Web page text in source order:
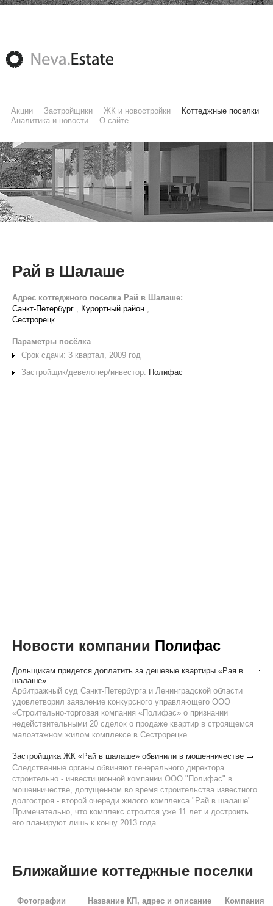
Акции Застройщики ЖК и новостройки
Коттеджные поселки
Аналитика и новости
О сайте
Рай в Шалаше
Адрес коттеджного поселка Рай в Шалаше:
Санкт-Петербург , Курортный район ,
Сестрорецк
Параметры посёлка
Срок сдачи: 3 квартал, 2009 год
Застройщик/девелопер/инвестор: Полифас
Новости компании Полифас
Дольщикам придется доплатить за дешевые квартиры «Рая в
шалаше»
Арбитражный суд Санкт-Петербурга и Ленинградской области
удовлетворил заявление конкурсного управляющего ООО
«Строительно-торговая компания «Полифас» о признании
недействительными 20 сделок о продаже квартир в строящемся
малоэтажном жилом комплексе в Сестрорецке.
Застройщика ЖК «Рай в шалаше» обвинили в мошенничестве
Следственные органы обвиняют генерального директора
строительно - инвестиционной компании ООО "Полифас" в
мошенничестве, допущенном во время строительства известного
долгостроя - второй очереди жилого комплекса "Рай в шалаше".
Примечательно, что комплекс строится уже 11 лет и достроить
его планируют лишь к концу 2013 года.
Ближайшие коттеджные поселки
Фотографии Название КП, адрес и описание Компания